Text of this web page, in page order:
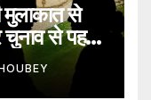
से
चुनाव से पहले